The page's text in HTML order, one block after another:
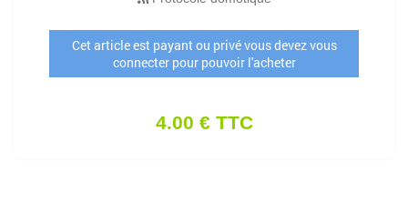
Cet article est payant ou privé vous devez vous
connecter pour pouvoir l'acheter
4.00 € TTC